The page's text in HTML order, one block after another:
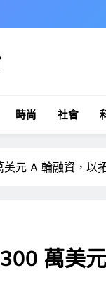
時尚 社會
元 A 輪融資，以
萬美